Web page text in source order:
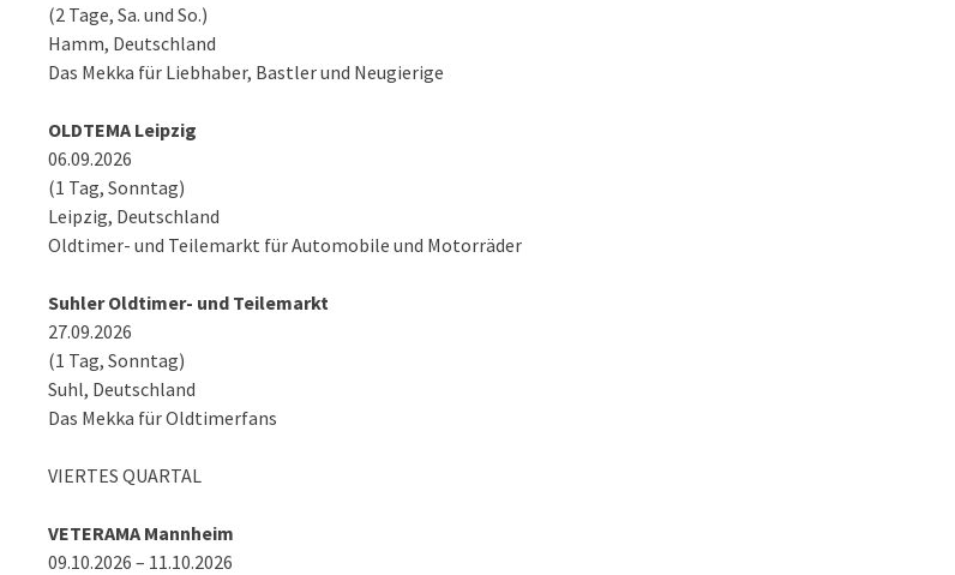
(2 Tage, Sa. und So.)
Hamm, Deutschland
Das Mekka für Liebhaber, Bastler und Neugierige
OLDTEMA Leipzig
06.09.2026
(1 Tag, Sonntag)
Leipzig, Deutschland
Oldtimer- und Teilemarkt für Automobile und Motorräder
Suhler Oldtimer- und Teilemarkt
27.09.2026
(1 Tag, Sonntag)
Suhl, Deutschland
Das Mekka für Oldtimerfans
VIERTES QUARTAL
VETERAMA Mannheim
09.10.2026 – 11.10.2026